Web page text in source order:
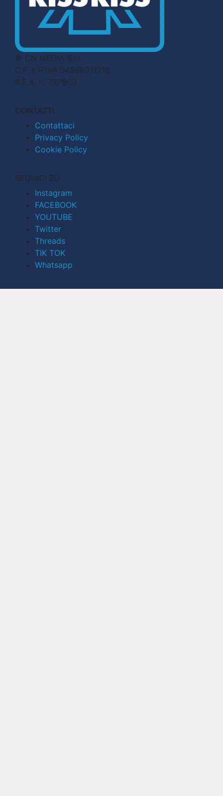
© CN MEDIA S.r.l.
C.F. e P.IVA 04998911210
R.E.A. n. 727803
CONTATTI
Contattaci
Privacy Policy
Cookie Policy
SEGUICI SU
Instagram
FACEBOOK
YOUTUBE
Twitter
Threads
TIK TOK
Whatsapp